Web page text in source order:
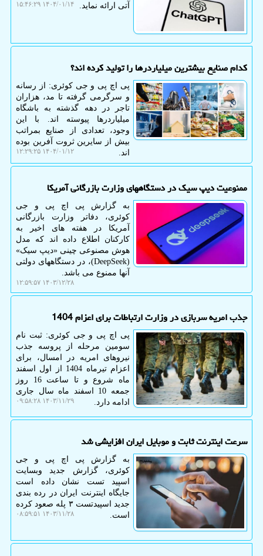
آتی ارائه نماید. ۱۴۰۴/۰۱/۱۴ ۱۵:۴۶:۲۹
کدام صنایع بیشترین میلیاردرها را تولید کرده اند؟
پی اچ پی و جی کوئری: از رسانه
و سرگرمی گرفته تا مد، هزاران
تاجر در دهه گذشته به باشگاه
میلیاردرها پیوسته اند. با این
وجود، تعدادی از صنایع بمراتب
بیش از سایرین ثروت آفرین بوده
اند.
۱۴۰۴/۰۱/۱۲ ۱۲:۲۹:۲۵
ممنوعیت دیپ سیک در دستگاههای وزارت بازرگانی آمریکا
به گزارش پی اچ پی و جی
کوئری، دفاتر وزارت بازرگانی
آمریکا در هفته های اخیر به
کارکنان اطلاع داده اند که مدل
هوش مصنوعی چینی «دیپ سیک»
(DeepSeek)، در دستگاههای دولتی
آنها ممنوع می باشد.
۱۴۰۳/۱۲/۲۸ ۱۲:۵۹:۵۷
جذب امریه سربازی در وزارت ارتباطات برای اعزام 1404
پی اچ پی و جی کوئری: ثبت نام
سومین مرحله از پروسه جذب
نیروهای امریه در امسال، برای
اعزام تیرماه 1404 از اول اسفند
ماه شروع و تا ساعت 16 روز
جمعه 10 اسفند ماه سال جاری
ادامه دارد.
۱۴۰۳/۱۱/۲۹ ۰۹:۵۸:۲۸
سرعت اینترنت ثابت و موبایل ایران افزایشی شد
به گزارش پی اچ پی و جی
کوئری، گزارش جدید وبسایت
اسپید تست نشان داده است
جایگاه اینترنت ایران در رده بندی
جدید اسپیدتست ۳ پله صعود کرده
است.
۱۴۰۳/۱۱/۲۸ ۰۸:۵۹:۵۱